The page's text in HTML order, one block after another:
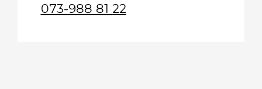
073-988 81 22